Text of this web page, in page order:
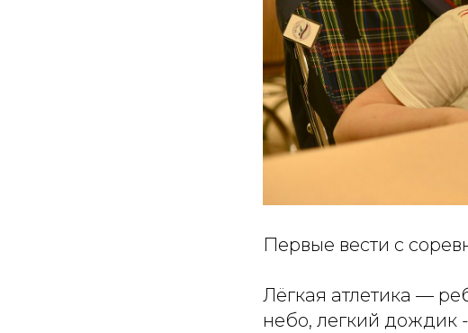
Первые вести с
Лёгкая атлетика —
небо, легкий дождик